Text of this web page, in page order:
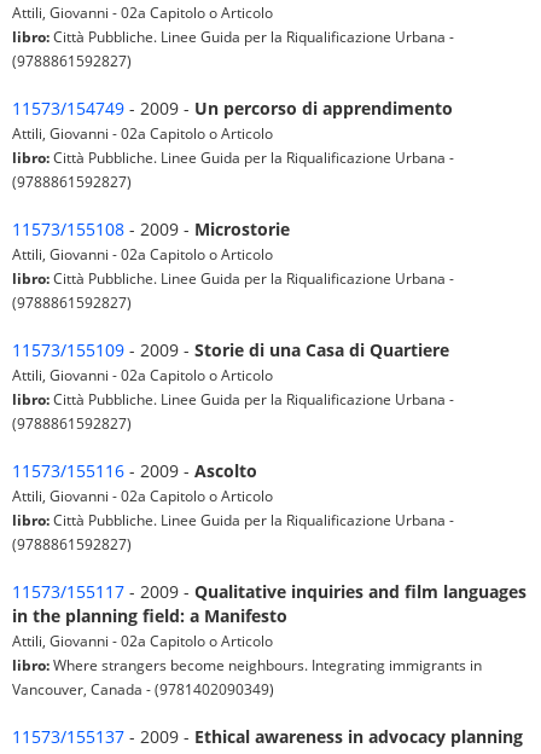
Attili, Giovanni - 02a Capitolo o Articolo
libro:Città Pubbliche. Linee Guida per la Riqualificazione Urbana -
(9788861592827)
11573/154749 - 2009 - Un percorso di apprendimento
Attili, Giovanni - 02a Capitolo o Articolo
libro:Città Pubbliche. Linee Guida per la Riqualificazione Urbana -
(9788861592827)
11573/155108 - 2009 - Microstorie
Attili, Giovanni - 02a Capitolo o Articolo
libro:Città Pubbliche. Linee Guida per la Riqualificazione Urbana -
(9788861592827)
11573/155109 - 2009 - Storie di una Casa di Quartiere
Attili, Giovanni - 02a Capitolo o Articolo
libro:Città Pubbliche. Linee Guida per la Riqualificazione Urbana -
(9788861592827)
11573/155116 - 2009 - Ascolto
Attili, Giovanni - 02a Capitolo o Articolo
libro:Città Pubbliche. Linee Guida per la Riqualificazione Urbana -
(9788861592827)
11573/155117 - 2009 - Qualitative inquiries and film languages
in the planning field: a Manifesto
Attili, Giovanni - 02a Capitolo o Articolo
libro:Where strangers become neighbours. Integrating immigrants in
Vancouver, Canada - (9781402090349)
11573/155137 - 2009 - Ethical awareness in advocacy planning